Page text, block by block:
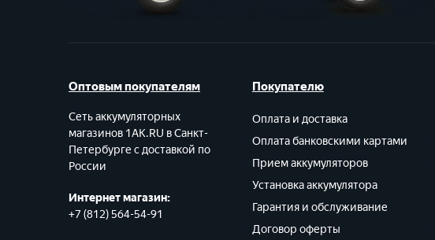
Оптовым покупателям
Сеть аккумуляторных
магазинов 1AK.RU в Санкт-
Петербурге с доставкой по
России
Интернет магазин:
+7 (812) 564-54-91
Покупателю
Оплата и доставка
Оплата банковскими картами
Прием аккумуляторов
Установка аккумулятора
Гарантия и обслуживание
Договор оферты